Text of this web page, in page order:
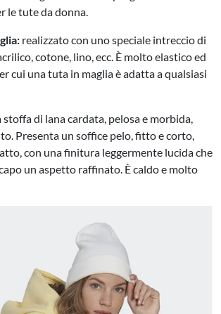
le tute da donna.
realizzato con uno speciale intreccio di
cotone, lino, ecc. È molto elastico ed
cui una tuta in maglia è adatta a qualsiasi
stoffa di lana cardata, pelosa e morbida,
Presenta un soffice pelo, fitto e corto,
con una finitura leggermente lucida che
un aspetto raffinato. È caldo e molto